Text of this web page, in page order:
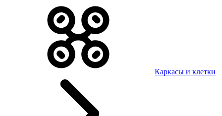
Каркасы и клетки